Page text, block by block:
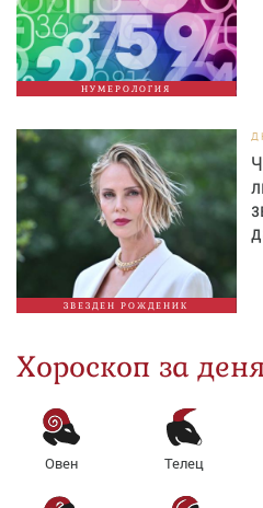
НУМЕРОЛОГИЯ
ЗВЕЗДЕН РОЖДЕНИК
Хороскоп за
Овен Телец